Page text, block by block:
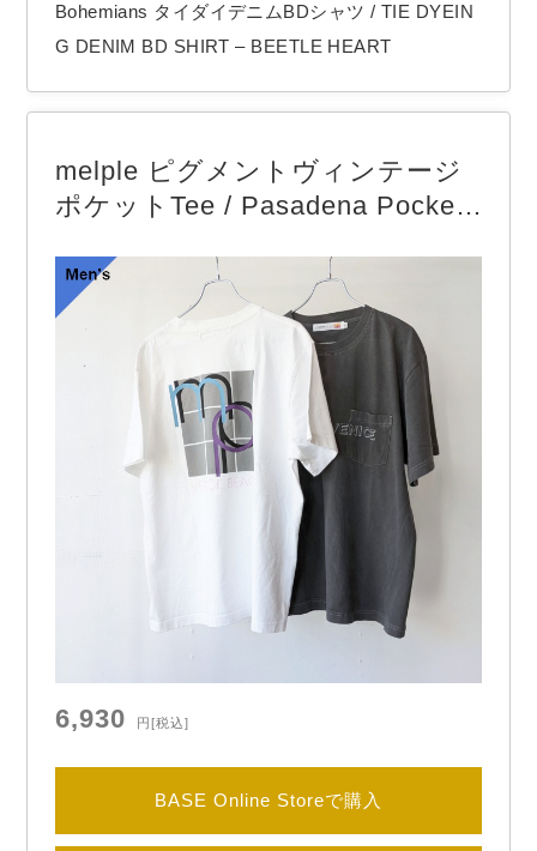
Bohemians タイダイデニムBDシャツ / TIE DYEIN
G DENIM BD SHIRT – BEETLE HEART
melple ピグメントヴィンテージ
ポケットTee / Pasadena Pocket
6,930 円 [税込]
BASE Online Storeで購入